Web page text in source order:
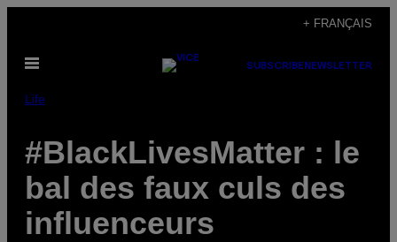
content
+ FRANÇAIS
Open
SUBSCRIBE NEWSLETTER
Life
#BlackLivesMatter : le
bal des faux culs des
influenceurs